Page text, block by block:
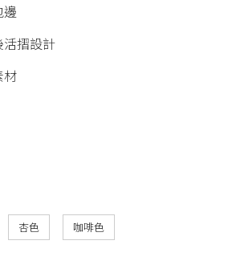
邊
摺設計
材
杏色 咖啡色